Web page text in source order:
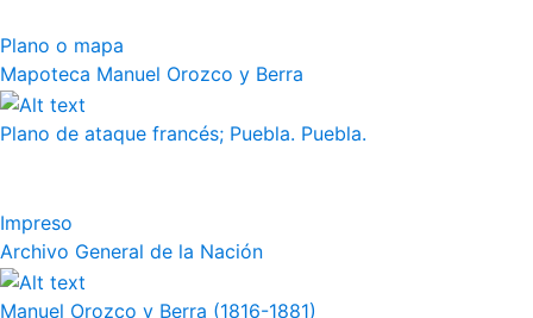
Plano o mapa
Mapoteca Manuel Orozco y Berra
Plano de ataque francés; Puebla. Puebla.
Impreso
Archivo General de la Nación
Manuel Orozco y Berra (1816-1881)